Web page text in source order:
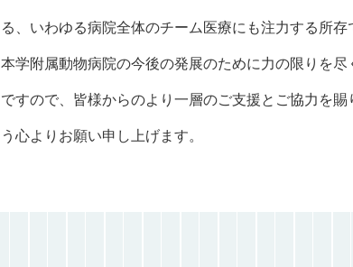
る、いわゆる病院全体のチーム医療にも注力する所存
本学附属動物病院の今後の発展のために力の限りを尽
ですので、皆様からのより一層のご支援とご協力を賜
う心よりお願い申し上げます。